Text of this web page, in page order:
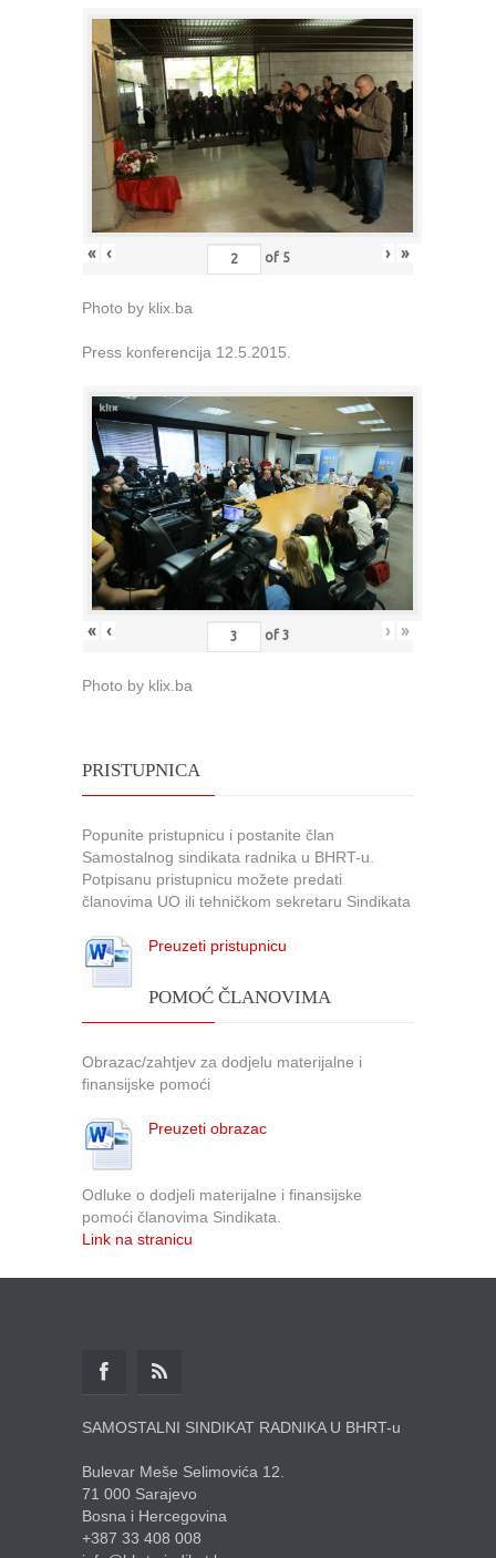
« ‹ of 5 › »
Photo by klix.ba
Press konferencija 12.5.2015.
« ‹ of 3 › »
Photo by klix.ba
PRISTUPNICA
Popunite pristupnicu i postanite član
Samostalnog sindikata radnika u BHRT-u.
Potpisanu pristupnicu možete predati
članovima UO ili tehničkom sekretaru Sindikata
Preuzeti pristupnicu
POMOĆ ČLANOVIMA
Obrazac/zahtjev za dodjelu materijalne i
finansijske pomoći
Preuzeti obrazac
Odluke o dodjeli materijalne i finansijske
pomoći članovima Sindikata.
Link na stranicu
SAMOSTALNI SINDIKAT RADNIKA U BHRT-u
Bulevar Meše Selimovića 12.
71 000 Sarajevo
Bosna i Hercegovina
+387 33 408 008